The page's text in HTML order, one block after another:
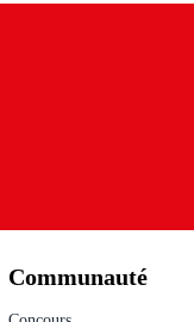
Communauté